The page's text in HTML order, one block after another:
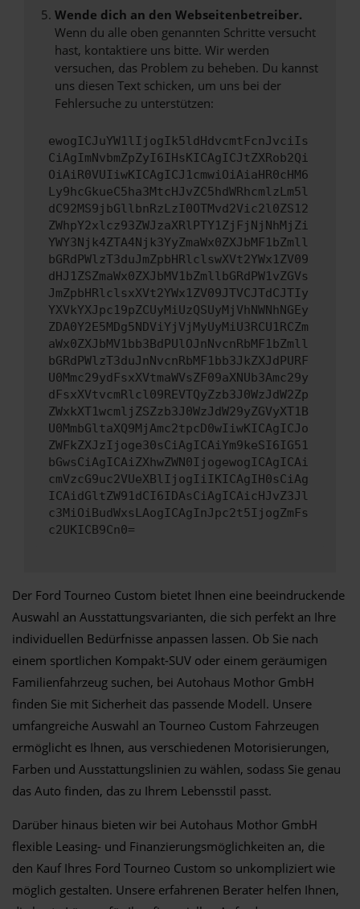
Wende dich an den Webseitenbetreiber.
Wenn du alle oben genannten Schritte versucht
hast, kontaktiere uns bitte. Wir werden
versuchen, das Problem zu beheben. Du kannst
uns diesen Text schicken, um uns bei der
Fehlersuche zu unterstützen:
ewogICJuYW1lIjogIk5ldHdvcmtFcnJvciIs
CiAgImNvbmZpZyI6IHsKICAgICJtZXRob2Qi
OiAiR0VUIiwKICAgICJ1cmwiOiAiaHR0cHM6
Ly9hcGkueC5ha3MtcHJvZC5hdWRhcmlzLm5l
dC92MS9jbGllbnRzLzI0OTMvd2Vic2l0ZS12
ZWhpY2xlcz93ZWJzaXRlPTY1ZjFjNjNhMjZi
YWY3Njk4ZTA4Njk3YyZmaWx0ZXJbMF1bZmll
bGRdPWlzT3duJmZpbHRlclswXVt2YWx1ZV09
dHJ1ZSZmaWx0ZXJbMV1bZmllbGRdPW1vZGVs
JmZpbHRlclsxXVt2YWx1ZV09JTVCJTdCJTIy
YXVkYXJpc19pZCUyMiUzQSUyMjVhNWNhNGEy
ZDA0Y2E5MDg5NDViYjVjMyUyMiU3RCU1RCZm
aWx0ZXJbMV1bb3BdPUlOJnNvcnRbMF1bZmll
bGRdPWlzT3duJnNvcnRbMF1bb3JkZXJdPURF
U0Mmc29ydFsxXVtmaWVsZF09aXNUb3Amc29y
dFsxXVtvcmRlcl09REVTQyZzb3J0WzJdW2Zp
ZWxkXT1wcmljZSZzb3J0WzJdW29yZGVyXT1B
U0MmbGltaXQ9MjAmc2tpcD0wIiwKICAgICJo
ZWFkZXJzIjoge30sCiAgICAiYm9keSI6IG51
bGwsCiAgICAiZXhwZWN0IjogewogICAgICAi
cmVzcG9uc2VUeXBlIjogIiIKICAgIH0sCiAg
ICAidGltZW91dCI6IDAsCiAgICAicHJvZ3Jl
c3MiOiBudWxsLAogICAgInJpc2t5IjogZmFs
c2UKICB9Cn0=
Der Ford Tourneo Custom bietet Ihnen eine beeindruckende
Auswahl an Ausstattungsvarianten, die sich perfekt an Ihre
individuellen Bedürfnisse anpassen lassen. Ob Sie nach
einem sportlichen Kompakt-SUV oder einem geräumigen
Familienfahrzeug suchen, bei Autohaus Mothor GmbH
finden Sie mit Sicherheit das passende Modell. Unsere
umfangreiche Auswahl an Tourneo Custom Fahrzeugen
ermöglicht es Ihnen, aus verschiedenen Motorisierungen,
Farben und Ausstattungslinien zu wählen, sodass Sie genau
das Auto finden, das zu Ihrem Lebensstil passt.
Darüber hinaus bieten wir bei Autohaus Mothor GmbH
flexible Leasing- und Finanzierungsmöglichkeiten an, die
den Kauf Ihres Ford Tourneo Custom so unkompliziert wie
möglich gestalten. Unsere erfahrenen Berater helfen Ihnen,